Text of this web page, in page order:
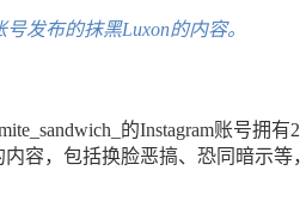
号发布的抹黑Luxon的内容。
的Instagram账号拥
容，包括换脸恶搞、恐同暗示等